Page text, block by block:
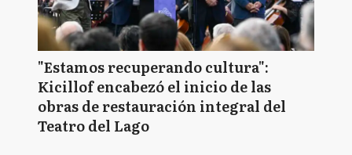
"Estamos recuperando cultura":
Kicillof encabezó el inicio de las
obras de restauración integral del
Teatro del Lago